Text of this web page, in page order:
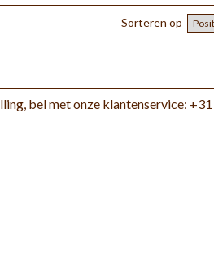
Sorteren op
bel met onze klantenservice: